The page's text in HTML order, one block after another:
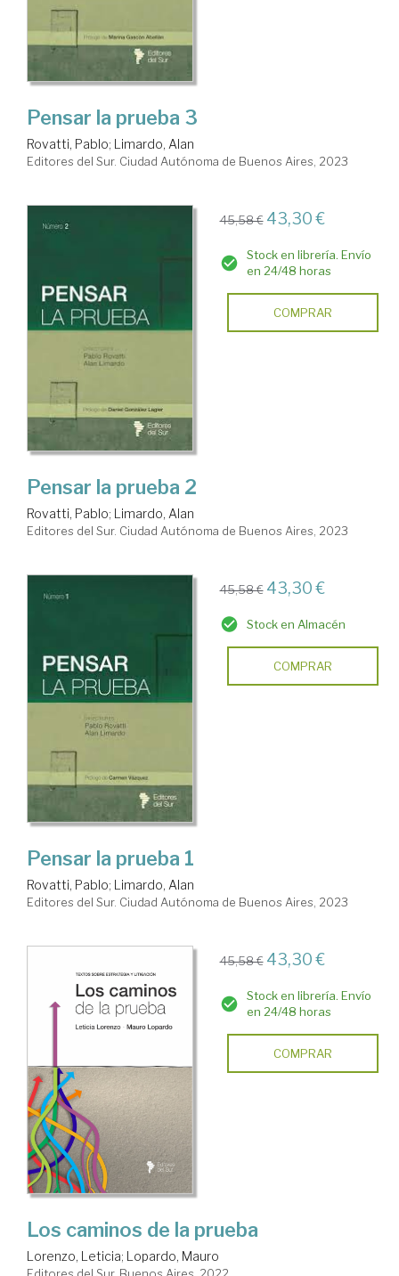
Pensar la prueba 3
Rovatti, Pablo; Limardo, Alan
Editores del Sur. Ciudad Autónoma de Buenos Aires, 2023
45,58 € 43,30 €
Stock en librería. Envío
en 24/48 horas
COMPRAR
Pensar la prueba 2
Rovatti, Pablo; Limardo, Alan
Editores del Sur. Ciudad Autónoma de Buenos Aires, 2023
45,58 € 43,30 €
Stock en Almacén
COMPRAR
Pensar la prueba 1
Rovatti, Pablo; Limardo, Alan
Editores del Sur. Ciudad Autónoma de Buenos Aires, 2023
45,58 € 43,30 €
Stock en librería. Envío
en 24/48 horas
COMPRAR
Los caminos de la prueba
Lorenzo, Leticia; Lopardo, Mauro